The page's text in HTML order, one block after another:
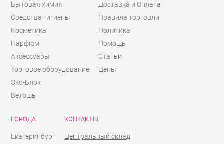
Бытовая химия
Средства гигиены
Косметика
Парфюм
Аксессуары
Торговое оборудование
Эко-Блок
Ветошь
Доставка и Оплата
Правила торговли
Политика
Помощь
Статьи
Цены
ГОРОДА
Екатеринбург
КОНТАКТЫ
Центральный склад